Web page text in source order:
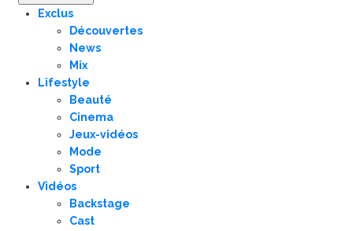
Exclus
Découvertes
News
Mix
Lifestyle
Beauté
Cinema
Jeux-vidéos
Mode
Sport
Vidéos
Backstage
Cast